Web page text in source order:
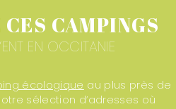
CAMPINGS
EN OCCITANIE
écologique au plus près de
sélection d’adresses où